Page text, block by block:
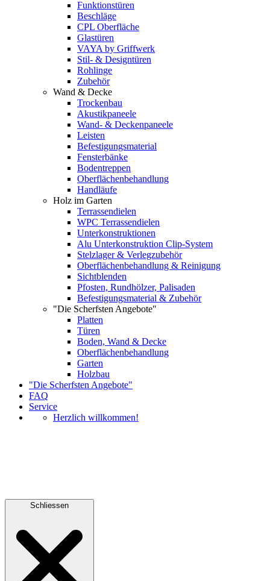
Funktionstüren
Beschläge
CPL Oberfläche
Glastüren
VAYA by Griffwerk
Stil- & Designtüren
Rohlinge
Zubehör
Wand & Decke
Trockenbau
Akustikpaneele
Wand- & Deckenpaneele
Leisten
Befestigungsmaterial
Fensterbänke
Bodentreppen
Oberflächenbehandlung
Handläufe
Holz im Garten
Terrassendielen
WPC Terrassendielen
Unterkonstruktionen
Alu Unterkonstruktion Clip-System
Stelzlager & Verlegzubehör
Oberflächenbehandlung & Reinigung
Sichtblenden
Pfosten, Rundhölzer, Palisaden
Befestigungsmaterial & Zubehör
"Die Scherfsten Angebote"
Platten
Türen
Boden, Wand & Decke
Oberflächenbehandlung
Garten
Holzbau
"Die Scherfsten Angebote"
FAQ
Service
Herzlich willkommen!
Schliessen